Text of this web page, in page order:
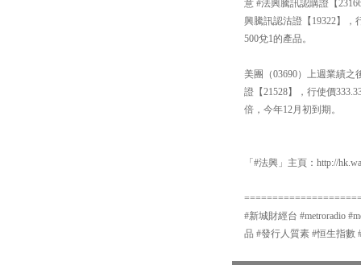
意 #法興騰訊認購證【
興騰訊認沽證【19322】，
500兌1的產品。
美團（03690）上週業績
證【21528】，行使價
倍，今年12月初到期。
「#法興」主頁：http://
#新城財經台 #metroradio
品 #發行人質素 #恒生指數